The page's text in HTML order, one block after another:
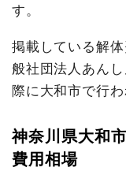
す。
掲載している解
般社団法人あん
際に大和市で行
神奈川県大和
費用相場